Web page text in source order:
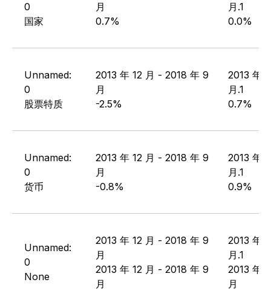
0
国家
月
0.7%
月.1
0.0%
Unnamed:
0
股票特质
2013 年 12 月 - 2018 年 9
月
-2.5%
2013 年
月.1
0.7%
Unnamed:
0
货币
2013 年 12 月 - 2018 年 9
月
-0.8%
2013 年
月.1
0.9%
Unnamed:
0
None
2013 年 12 月 - 2018 年 9
月
2013 年 12 月 - 2018 年 9
月
2013 年
月.1
2013 年
月